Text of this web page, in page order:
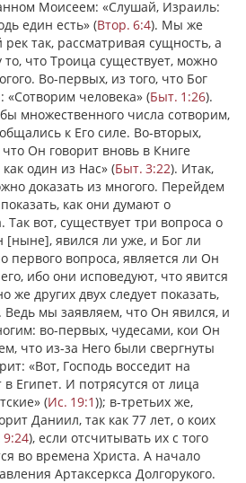
Моисеем: «Слушай, Израиль:
един есть» (Втор. 6:4). Мы же
так, рассматривая сущность, а
то, что Троица существует, можно
Во-первых, из того, что Бог
«Сотворим человека» (Быт. 1:26).
множественного числа сотворим,
к Его силе. Во-вторых,
Он говорит вновь в Книге
как один из Нас» (Быт. 3:22). Итак,
доказать из многого. Перейдем
как они думают о
вот, существует три вопроса о
[ныне], явился ли уже, и Бог ли
первого вопроса, является ли Он
ибо они исповедуют, что явится
же других двух следует показать,
Ведь мы заявляем, что Он явился, и
во-первых, чудесами, кои Он
что из-за Него были свергнуты
«Вот, Господь восседит на
в Египет. И потрясутся от лица
(Ис. 19:1)); в-третьих же,
Даниил, так как 77 лет, о коих
), если отсчитывать их с того
во времена Христа. А начало
Артаксеркса Долгорукого.